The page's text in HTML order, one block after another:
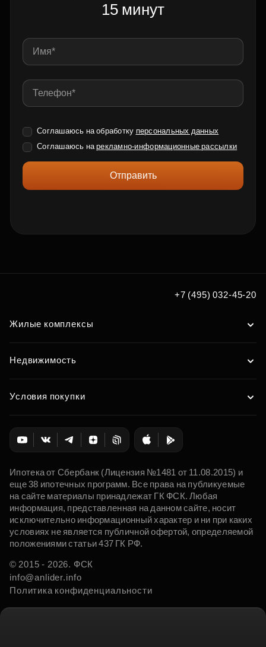
15 минут
Соглашаюсь на обработку персональных данных
Соглашаюсь нарекламно-информационные рассылки
Отправить
+7 (495) 032-45-20
Жилые комплексы
Недвижимость
Условия покупки
Ипотека от Сбербанк (Лицензия №1481 от 11.08.2015) и
еще 38 ипотечных программ. Все права на публикуемые
на сайте материалы принадлежат ГК ФСК. Любая
информация, представленная на данном сайте, носит
исключительно информационный характер и ни при каких
условиях не является публичной офертой, определяемой
положениями статьи 437 ГК РФ.
© 2015 - 2026. ФСК
info@anlider.info
Политика конфиденциальности